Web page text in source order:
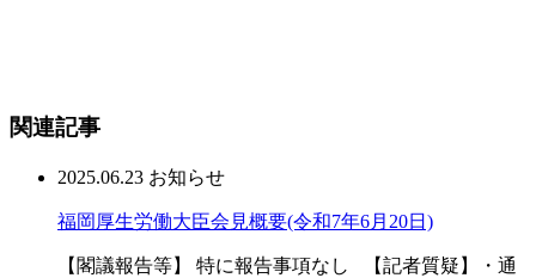
関連記事
2025.06.23 お知らせ
福岡厚生労働大臣会見概要(令和7年6月20日)
【閣議報告等】 特に報告事項なし 【記者質疑】・通